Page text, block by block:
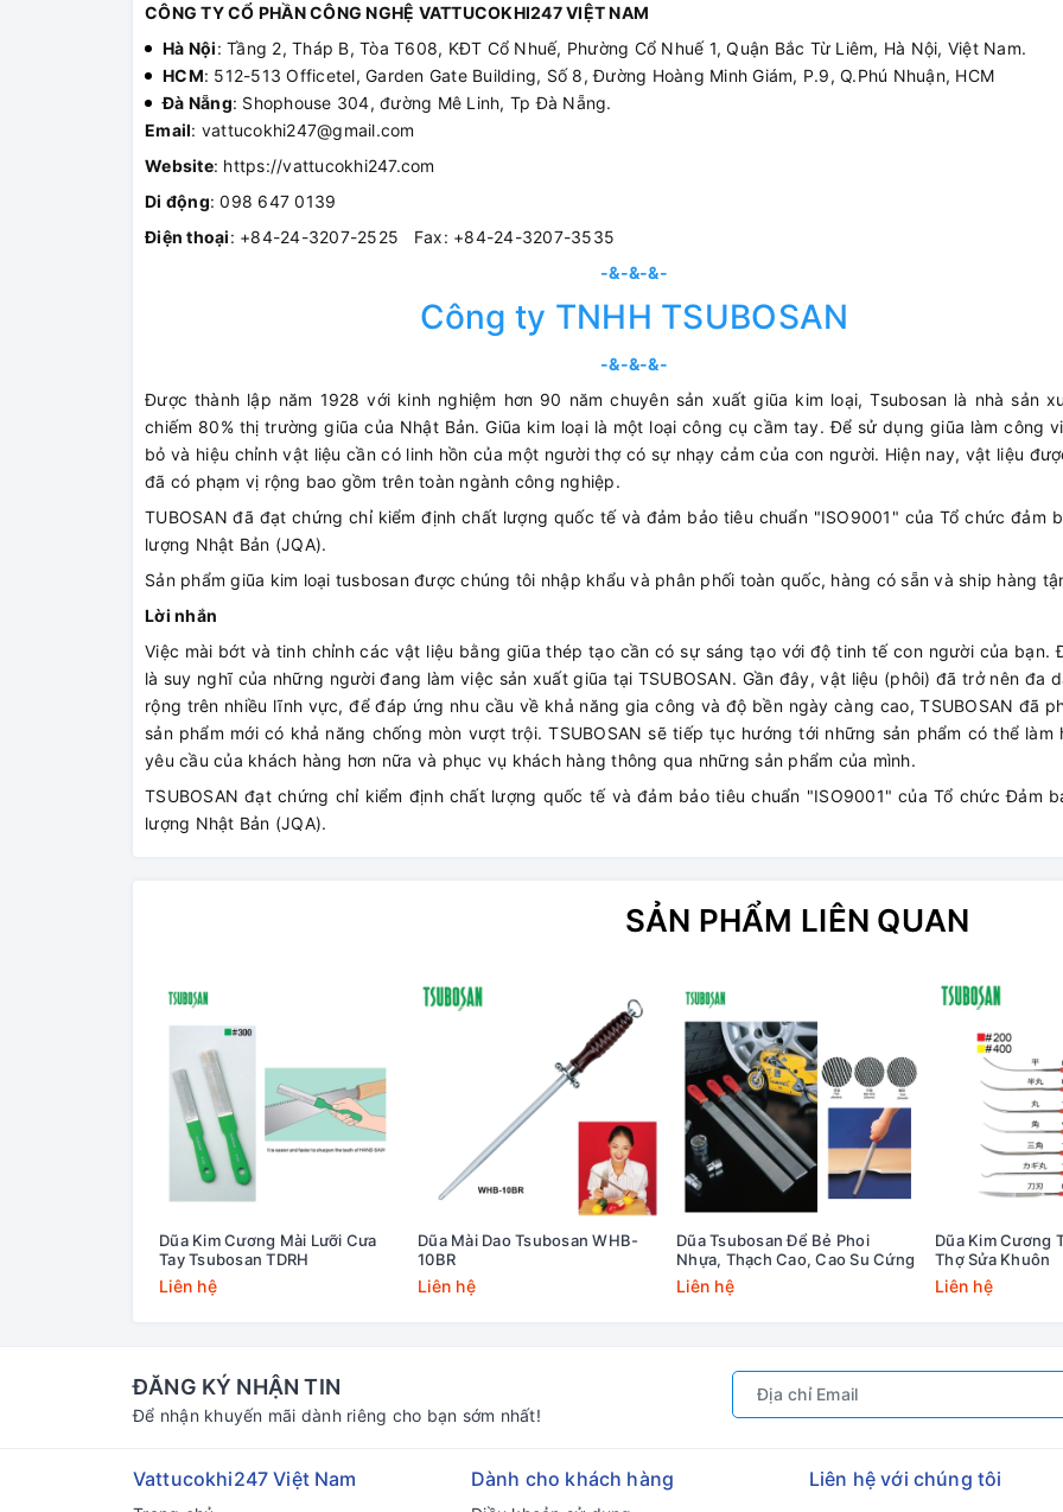
CÔNG TY CỔ PHẦN CÔNG NGHỆ VATTUCOKHI247 VIỆT NAM
Hà Nội: Tầng 2, Tháp B, Tòa T608, KĐT Cổ Nhuế, Phường Cổ Nhuế 1, Quận Bắc Từ Liêm, Hà Nội, Việt Nam.
HCM: 512-513 Officetel, Garden Gate Building, Số 8, Đường Hoàng Minh Giám, P.9, Q.Phú Nhuận, HCM
Đà Nẵng: Shophouse 304, đường Mê Linh, Tp Đà Nẵng.
Email: vattucokhi247@gmail.com
Website: https://vattucokhi247.com
Di động: 098 647 0139
Điện thoại: +84-24-3207-2525 Fax: +84-24-3207-3535
-&-&-&-
Công ty TNHH TSUBOSAN
-&-&-&-
Được thành lập năm 1928 với kinh nghiệm hơn 90 năm chuyên sản xuất giũa kim loại, Tsubosan là nhà sản
chiếm 80% thị trường giũa của Nhật Bản. Giũa kim loại là một loại công cụ cầm tay. Để sử dụng giũa làm công
bỏ và hiệu chỉnh vật liệu cần có linh hồn của một người thợ có sự nhạy cảm của con người. Hiện nay, vật liệu
đã có phạm vị rộng bao gồm trên toàn ngành công nghiệp.
TUBOSAN đã đạt chứng chỉ kiểm định chất lượng quốc tế và đảm bảo tiêu chuẩn "ISO9001" của Tổ chức đảm
lượng Nhật Bản (JQA).
Sản phẩm giũa kim loại tusbosan được chúng tôi nhập khẩu và phân phối toàn quốc, hàng có sẵn và ship hàng
Lời nhắn
Việc mài bớt và tinh chỉnh các vật liệu bằng giũa thép tạo cần có sự sáng tạo với độ tinh tế con người của bạn.
là suy nghĩ của những người đang làm việc sản xuất giũa tại TSUBOSAN. Gần đây, vật liệu (phôi) đã trở nên đa
rộng trên nhiều lĩnh vực, để đáp ứng nhu cầu về khả năng gia công và độ bền ngày càng cao, TSUBOSAN đã
sản phẩm mới có khả năng chống mòn vượt trội. TSUBOSAN sẽ tiếp tục hướng tới những sản phẩm có thể làm
yêu cầu của khách hàng hơn nữa và phục vụ khách hàng thông qua những sản phẩm của mình.
TSUBOSAN đạt chứng chỉ kiểm định chất lượng quốc tế và đảm bảo tiêu chuẩn "ISO9001" của Tổ chức Đảm
lượng Nhật Bản (JQA).
SẢN PHẨM LIÊN QUAN
Dũa Kim Cương Mài Lưỡi Cưa
Tay Tsubosan TDRH
Liên hệ
Dũa Mài Dao Tsubosan WHB-
10BR
Liên hệ
Dũa Tsubosan Để Bẻ Phoi
Nhựa, Thạch Cao, Cao Su Cứng
Liên hệ
Dũa Kim Cương
Thợ Sửa Khuôn
Liên hệ
ĐĂNG KÝ NHẬN TIN
Để nhận khuyến mãi dành riêng cho bạn sớm nhất!
Vattucokhi247 Việt Nam Dành cho khách hàng Liên hệ với chúng tôi